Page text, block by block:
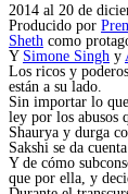
2014 al 20 de
Producido por
Sheth como
Y Simone Singh y
Los ricos y
están a su lado.
Sin importar lo
ley por los abusos
Shaurya y durga
Sakshi se da
Y de cómo
que por ella, y